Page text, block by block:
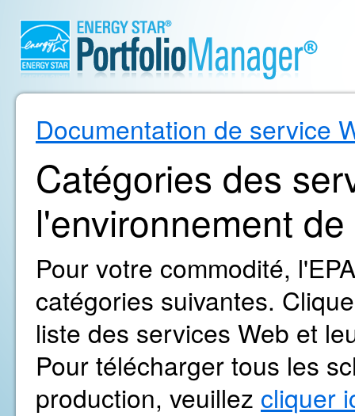
Documentation de service
Catégories des
l'environnement
Pour votre commodité,
catégories suivantes.
liste des services Web et
Pour télécharger tous les
production, veuillez cliquer